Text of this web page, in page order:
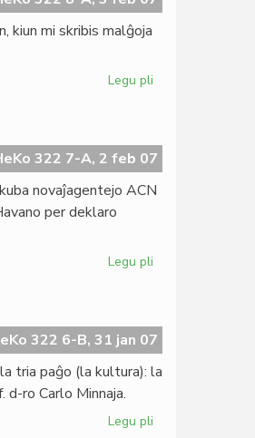
kiun mi skribis malĝoja
Legu pli
pri
surogata
alfabeto
322 7-A, 2 feb 07
novaĵagentejo ACN
per deklaro
Legu pli
neŭtralas
pri
Usono
322 6-B, 31 jan 07
tria paĝo (la kultura): la
ro Carlo Minnaja.
Legu pli